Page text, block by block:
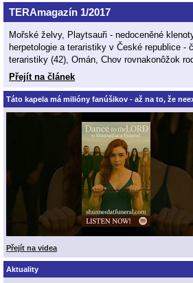
TERAmagazín 1/2017
Mořské želvy, Playtsauři - nedoceněné
herpetologie a teraristiky v České republice -
teraristiky (42), Omán, Chov rovnakonôžok
Přejít na článek
Táto kapela má milióny fanúšikov - až na to, že
Přejít na videa
Aktuality